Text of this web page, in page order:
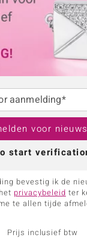
aanmelding*
voor
start
bevestig ik de
privacybeleid ter
te allen tijde
Prijs inclusief btw